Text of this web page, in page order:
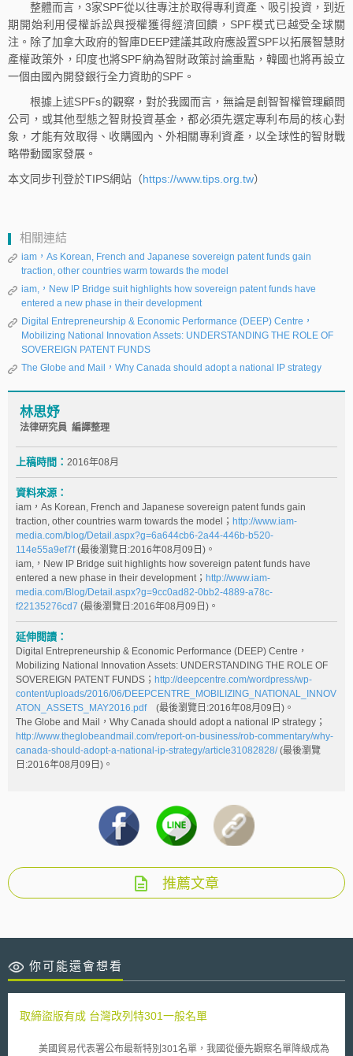
整體而言，3家SPF從以往專注於取得專利資產、吸引投資，到近
期開始利用侵權訴訟與授權獲得經濟回饋，SPF模式已越受全球關
注。除了加拿大政府的智庫DEEP建議其政府應設置SPF以拓展智慧財
產權政策外，印度也將SPF納為智財政策討論重點，韓國也將再設立
一個由國內開發銀行全力資助的SPF。
根據上述SPFs的觀察，對於我國而言，無論是創智智權管理顧問
公司，或其他型態之智財投資基金，都必須先選定專利布局的核心對
象，才能有效取得、收購國內、外相關專利資產，以全球性的智財戰
略帶動國家發展。
本文同步刊登於TIPS網站（https://www.tips.org.tw）
相關連結
iam，As Korean, French and Japanese sovereign patent funds gain
traction, other countries warm towards the model
iam,，New IP Bridge suit highlights how sovereign patent funds have
entered a new phase in their development
Digital Entrepreneurship & Economic Performance (DEEP) Centre，
Mobilizing National Innovation Assets: UNDERSTANDING THE ROLE OF
SOVEREIGN PATENT FUNDS
The Globe and Mail，Why Canada should adopt a national IP strategy
林思妤
法律研究員 編譯整理
上稿時間： 2016年08月
資料來源：
iam，As Korean, French and Japanese sovereign patent funds gain
traction, other countries warm towards the model； http://www.iam-
media.com/blog/Detail.aspx?g=6a644cb6-2a44-446b-b520-
114e55a9ef7f(最後瀏覽日:2016年08月09日)。
iam,，New IP Bridge suit highlights how sovereign patent funds have
entered a new phase in their development； http://www.iam-
media.com/Blog/Detail.aspx?g=9cc0ad82-0bb2-4889-a78c-
f22135276cd7 (最後瀏覽日:2016年08月09日)。
延伸閱讀：
Digital Entrepreneurship & Economic Performance (DEEP) Centre，
Mobilizing National Innovation Assets: UNDERSTANDING THE ROLE OF
SOVEREIGN PATENT FUNDS； http://deepcentre.com/wordpress/wp-
content/uploads/2016/06/DEEPCENTRE_MOBILIZING_NATIONAL_INNOV
ATON_ASSETS_MAY2016.pdf(最後瀏覽日:2016年08月09日)。
The Globe and Mail，Why Canada should adopt a national IP strategy；
http://www.theglobeandmail.com/report-on-business/rob-commentary/why-
canada-should-adopt-a-national-ip-strategy/article31082828/(最後瀏覽
日:2016年08月09日)。
推薦文章
你可能還會想看
取締盜版有成 台灣改列特301一般名單
美國貿易代表署公布最新特別301名單，我國從優先觀察名單降級成為